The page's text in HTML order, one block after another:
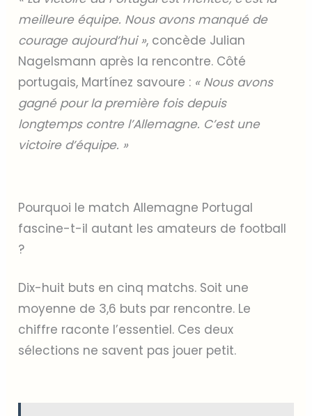
meilleure équipe. Nous avons manqué de
courage aujourd’hui », concède Julian
Nagelsmann après la rencontre. Côté
portugais, Martínez savoure : « Nous avons
gagné pour la première fois depuis
longtemps contre l’Allemagne. C’est une
victoire d’équipe. »
Pourquoi le match Allemagne Portugal
fascine-t-il autant les amateurs de football
?
Dix-huit buts en cinq matchs. Soit une
moyenne de 3,6 buts par rencontre. Le
chiffre raconte l’essentiel. Ces deux
sélections ne savent pas jouer petit.